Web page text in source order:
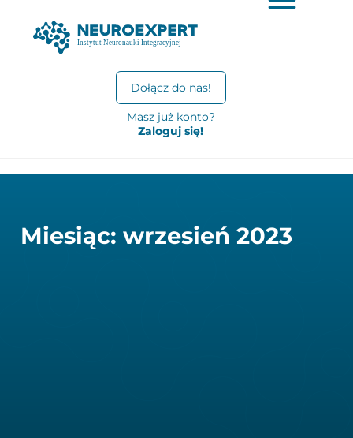
Dołącz do nas!
Masz już konto?
Zaloguj się!
Miesiąc: wrzesień 2023